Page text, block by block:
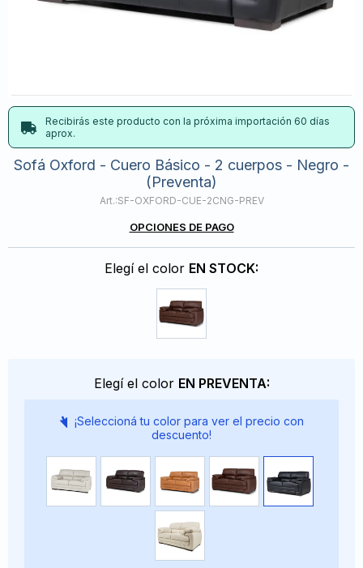
Recibirás este producto con la próxima importación 60 días
aprox.
Sofá Oxford - Cuero Básico - 2 cuerpos - Negro -
(Preventa)
SF-OXFORD-CUE-2CNG-PREV
OPCIONES DE PAGO
Elegí el color EN STOCK:
Elegí el color EN PREVENTA:
¡Seleccioná tu color para ver el precio con
descuento!